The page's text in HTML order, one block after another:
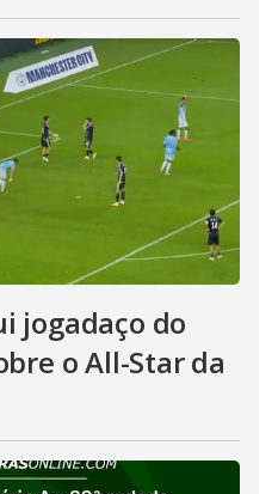
jogadaço do
o All-Star da